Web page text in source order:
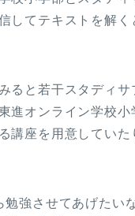
してテキストを解く
ると若干スタディサ
進オンライン学校小
講座を用意していた
勉強させてあげたい